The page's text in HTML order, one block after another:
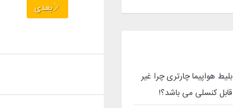
بلیط هواپیما چارتری چرا غیر
قابل کنسلی می باشد؟!
بعدی